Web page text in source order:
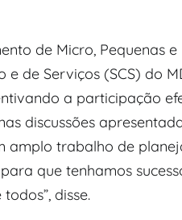
de Micro, Pequenas e
de Serviços (SCS) do
a participação
discussões
amplo trabalho de
que tenhamos
disse.